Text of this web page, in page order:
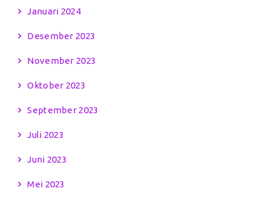
Januari 2024
Desember 2023
November 2023
Oktober 2023
September 2023
Juli 2023
Juni 2023
Mei 2023